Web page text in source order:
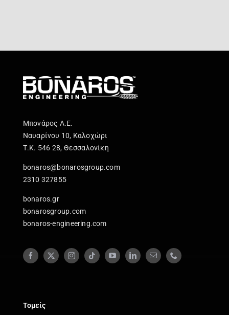
Μπονάρος Α.Ε.
Ναυαρίνου 10, Καλοχώρι
Τ.Κ. 546 28, Θεσσαλονίκη
bonaros@bonarosgroup.com
2310 327855
bonaros.gr
bonarosgroup.com
bonaros-engineering.com
Τομείς